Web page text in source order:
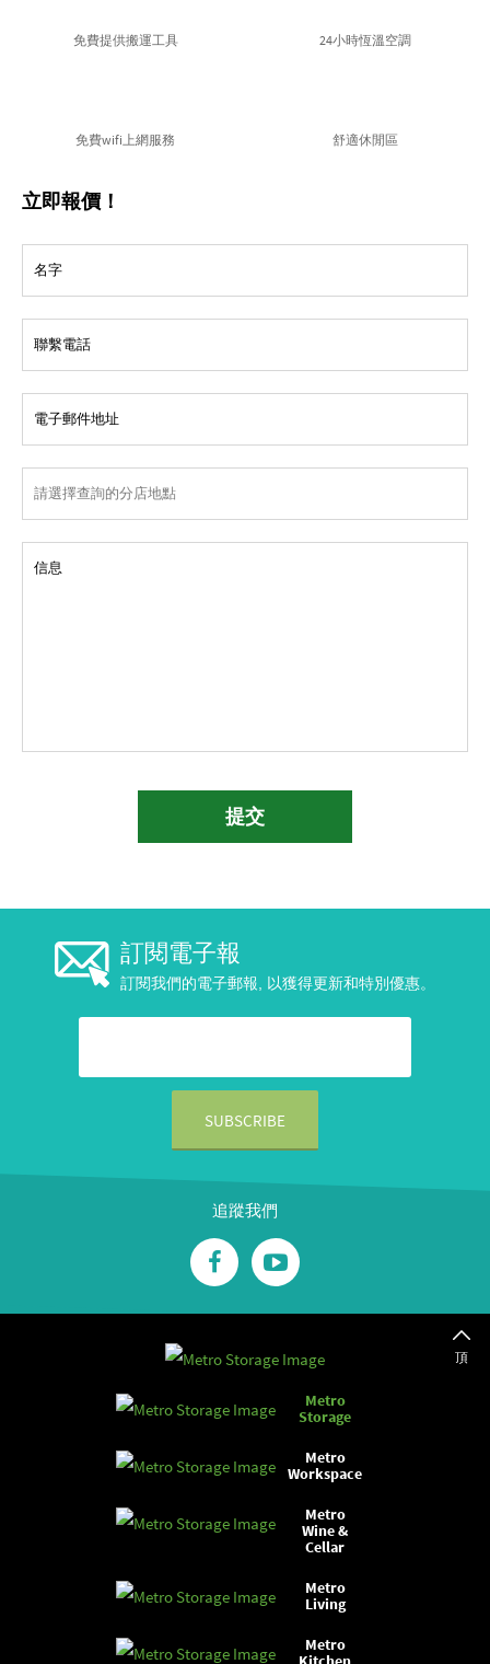
免費提供搬運工具 24小時恆溫空調
免費wifi上網服務 舒適休閒區
立即報價！
提交
訂閱電子報
訂閱我們的電子郵報, 以獲得更新和特別優惠。
追蹤我們
Metro
Storage
Metro
Workspace
Metro
Wine &
Cellar
Metro
Living
Metro
頂